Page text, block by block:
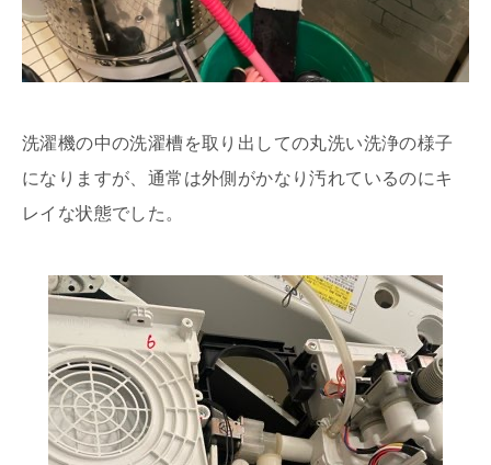
洗濯機の中の洗濯槽を取り出しての丸洗い洗浄の様子
になりますが、通常は外側がかなり汚れているのにキ
レイな状態でした。